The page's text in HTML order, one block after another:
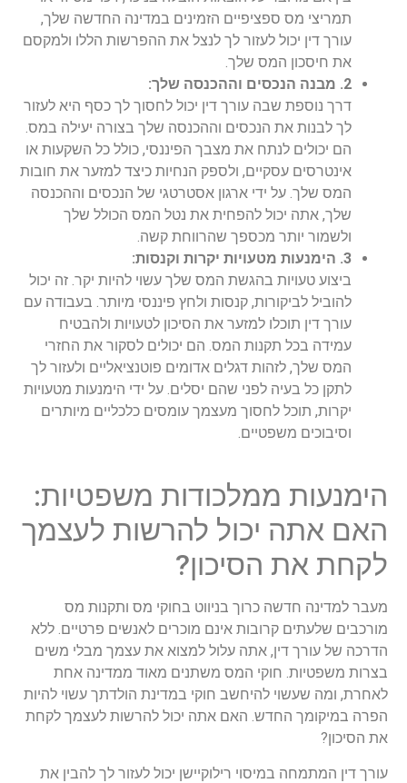
תמריצי מס ספציפיים הזמינים במדינה החדשה שלך,
עורך דין יכול לעזור לך לנצל את ההפרשות הללו ולמקסם
את חיסכון המס שלך.
2. מבנה הנכסים וההכנסה שלך:
דרך נוספת שבה עורך דין יכול לחסוך לך כסף היא לעזור
לך לבנות את הנכסים וההכנסה שלך בצורה יעילה במס.
הם יכולים לנתח את מצבך הפיננסי, כולל כל השקעות או
אינטרסים עסקיים, ולספק הנחיות כיצד למזער את חובות
המס שלך. על ידי ארגון אסטרטגי של הנכסים וההכנסה
שלך, אתה יכול להפחית את נטל המס הכולל שלך
ולשמור יותר מכספך שהרווחת קשה.
3. הימנעות מטעויות יקרות וקנסות:
ביצוע טעויות בהגשת המס שלך עשוי להיות יקר. זה יכול
להוביל לביקורות, קנסות ולחץ פיננסי מיותר. בעבודה עם
עורך דין תוכלו למזער את הסיכון לטעויות ולהבטיח
עמידה בכל תקנות המס. הם יכולים לסקור את החזרי
המס שלך, לזהות דגלים אדומים פוטנציאליים ולעזור לך
לתקן כל בעיה לפני שהם יסלים. על ידי הימנעות מטעויות
יקרות, תוכל לחסוך מעצמך עומסים כלכליים מיותרים
וסיבוכים משפטיים.
הימנעות ממלכודות משפטיות:
האם אתה יכול להרשות לעצמך
לקחת את הסיכון?
מעבר למדינה חדשה כרוך בניווט בחוקי מס ותקנות מס
מורכבים שלעתים קרובות אינם מוכרים לאנשים פרטיים. ללא
הדרכה של עורך דין, אתה עלול למצוא את עצמך מבלי משים
בצרות משפטיות. חוקי המס משתנים מאוד ממדינה אחת
לאחרת, ומה שעשוי להיחשב חוקי במדינת הולדתך עשוי להיות
הפרה במיקומך החדש. האם אתה יכול להרשות לעצמך לקחת
את הסיכון?
עורך דין המתמחה במיסוי רילוקיישן יכול לעזור לך להבין את